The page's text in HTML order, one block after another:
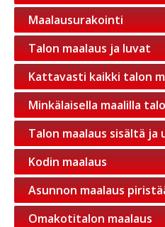
Maalausurakointi
Talon maalaus ja luvat
Kattavasti kaikki talon
Minkälaisella maalilla
Talon maalaus sisältä ja
Kodin maalaus
Asunnon maalaus
Omakotitalon maalaus